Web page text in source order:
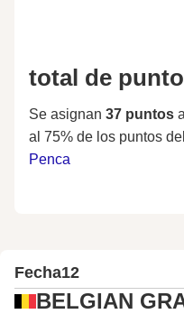
total de
Se asignan 37 puntos
al 75% de los puntos del
Penca
Fecha12
BELGIAN